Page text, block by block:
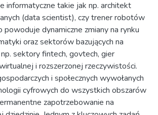
informatyczne takie jak np. architekt
(data scientist), czy trener robotów
powoduje dynamiczne zmiany na rynku
oraz sektorów bazujących na
sektory fintech, govtech, gier
i rozszerzonej rzeczywistości.
i społecznych wywołanych
cyfrowych do wszystkich obszarów
zapotrzebowanie na